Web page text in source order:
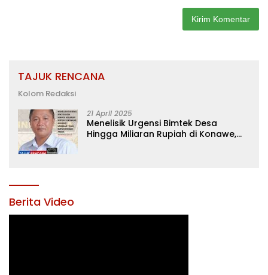
TAJUK RENCANA
Kolom Redaksi
21 April 2025
Menelisik Urgensi Bimtek Desa
Hingga Miliaran Rupiah di Konawe,
Berita Video